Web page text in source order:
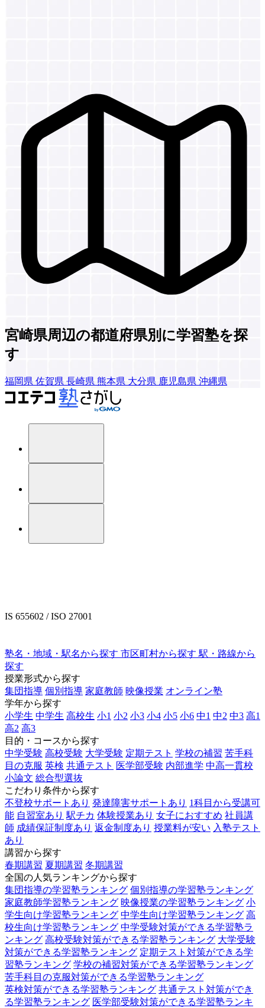
宮崎県周辺の都道府県別に学習塾を探
す
福岡県 佐賀県 長崎県 熊本県 大分県 鹿児島県 沖縄県
IS 655602 / ISO 27001
塾名・地域・駅名から探す 市区町村から探す 駅・路線から
探す
授業形式から探す
集団指導 個別指導 家庭教師 映像授業 オンライン塾
学年から探す
小学生 中学生 高校生 小1 小2 小3 小4 小5 小6 中1 中2 中3 高1
高2 高3
目的・コースから探す
中学受験 高校受験 大学受験 定期テスト 学校の補習 苦手科
目の克服 英検 共通テスト 医学部受験 内部進学 中高一貫校
小論文 総合型選抜
こだわり条件から探す
不登校サポートあり 発達障害サポートあり 1科目から受講可
能 自習室あり 駅チカ 体験授業あり 女子におすすめ 社員講
師 成績保証制度あり 返金制度あり 授業料が安い 入塾テスト
あり
講習から探す
春期講習 夏期講習 冬期講習
全国の人気ランキングから探す
集団指導の学習塾ランキング 個別指導の学習塾ランキング
家庭教師学習塾ランキング 映像授業の学習塾ランキング 小
学生向け学習塾ランキング 中学生向け学習塾ランキング 高
校生向け学習塾ランキング 中学受験対策ができる学習塾ラ
ンキング 高校受験対策ができる学習塾ランキング 大学受験
対策ができる学習塾ランキング 定期テスト対策ができる学
習塾ランキング 学校の補習対策ができる学習塾ランキング
苦手科目の克服対策ができる学習塾ランキング
英検対策ができる学習塾ランキング 共通テスト対策ができ
る学習塾ランキング 医学部受験対策ができる学習塾ランキ